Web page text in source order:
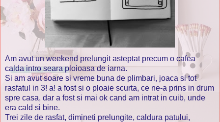
Am avut un weekend prelungit asteptat precum o cafea
calda intro seara ploioasa de iarna.
Si am avut soare si vreme buna de plimbari, joaca si tot
rasfatul in 3! a! a fost si o ploaie scurta, ce ne-a prins in drum
spre casa, dar a fost si mai ok cand am intrat in cuib, unde
era cald si bine.
Trei zile de rasfat, dimineti prelungite, caldura patului,